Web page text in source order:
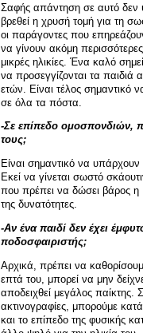
Σαφής απάντηση σε αυτό δεν
βρεθεί η χρυσή τομή για τη
οι παράγοντες που
να γίνουν ακόμη περισσότερες
μικρές ηλικίες. Ένα καλό
να προσεγγίζονται τα παιδιά
ετών. Είναι τέλος σημαντικό
σε όλα τα πόστα.
-Σε επίπεδο ομοσπονδιών,
τους;
Είναι σημαντικό να
Εκεί να γίνεται σωστό
που πρέπει να δώσει βάρος η
της δυνατότητες.
-Αν ένα παιδί δεν έχει
ποδοσφαιριστής;
Αρχικά, πρέπει να
επτά του, μπορεί να μην
αποδειχθεί μεγάλος παίκτης.
ακτινογραφίες, μπορούμε
και το επίπεδο της φυσικής